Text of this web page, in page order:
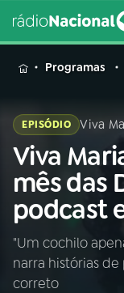
MENU
Buscar
na
Rádio
Nacional
Programas
EPISÓDIO Viva
Viva
mês das
podcast
"Um cochilo
narra histórias
correto